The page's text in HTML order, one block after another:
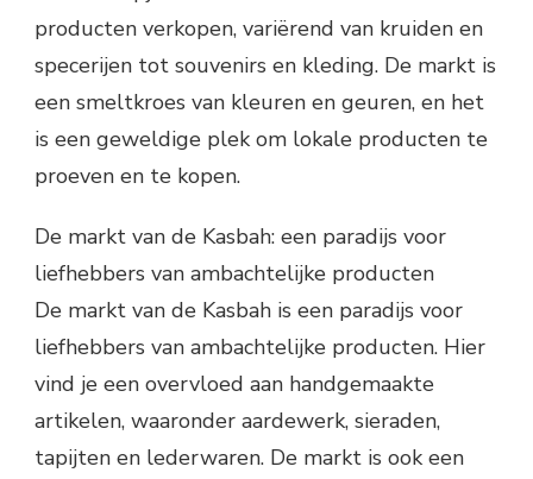
producten verkopen, variërend van kruiden en
specerijen tot souvenirs en kleding. De markt is
een smeltkroes van kleuren en geuren, en het
is een geweldige plek om lokale producten te
proeven en te kopen.
De markt van de Kasbah: een paradijs voor
liefhebbers van ambachtelijke producten
De markt van de Kasbah is een paradijs voor
liefhebbers van ambachtelijke producten. Hier
vind je een overvloed aan handgemaakte
artikelen, waaronder aardewerk, sieraden,
tapijten en lederwaren. De markt is ook een